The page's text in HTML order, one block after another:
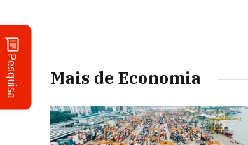
Pesquisa
Mais de Economia